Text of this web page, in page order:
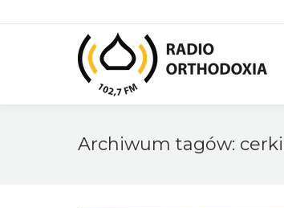
Archiwum tagów: